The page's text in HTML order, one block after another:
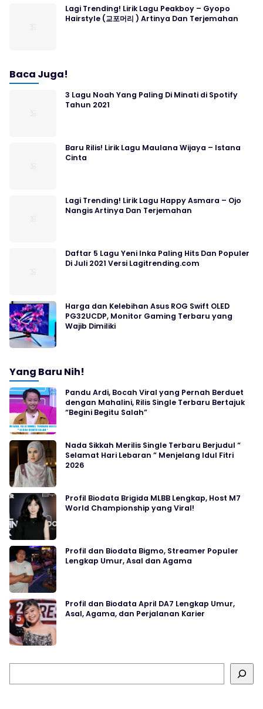
Lagi Trending! Lirik Lagu Peakboy – Gyopo
Hairstyle (교포머리 ) Artinya Dan Terjemahan
Baca Juga!
3 Lagu Noah Yang Paling Di Minati di Spotify
Tahun 2021
Baru Rilis! Lirik Lagu Maulana Wijaya – Istana
Cinta
Lagi Trending! Lirik Lagu Happy Asmara – Ojo
Nangis Artinya Dan Terjemahan
Daftar 5 Lagu Yeni Inka Paling Hits Dan Populer
Di Juli 2021 Versi Lagitrending.com
Harga dan Kelebihan Asus ROG Swift OLED
PG32UCDP, Monitor Gaming Terbaru yang
Wajib Dimiliki
Yang Baru Nih!
Pandu Ardi, Bocah Viral yang Pernah Berduet
dengan Mahalini, Rilis Single Terbaru Bertajuk
“Begini Begitu Salah”
Nada Sikkah Merilis Single Terbaru Berjudul “
Selamat Hari Lebaran ” Menjelang Idul Fitri
2026
Profil Biodata Brigida MLBB Lengkap, Host M7
World Championship yang Viral!
Profil dan Biodata Bigmo, Streamer Populer
Lengkap Umur, Asal dan Agama
Profil dan Biodata April DA7 Lengkap Umur,
Asal, Agama, dan Perjalanan Karier